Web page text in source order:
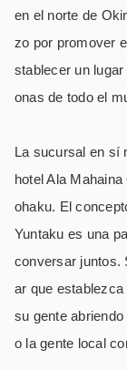
en el norte de
zo por promover
stablecer un
onas de todo el
La sucursal en sí
hotel Ala
ohaku. El
Yuntaku es una
conversar juntos.
ar que
su gente
o la gente local